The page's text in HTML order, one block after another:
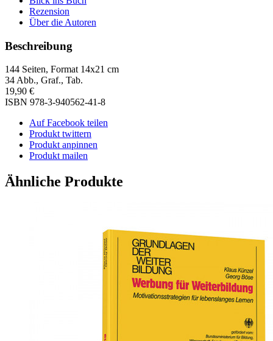
Rezension
Über die Autoren
Beschreibung
144 Seit­en, For­mat 14x21 cm
34 Abb., Graf., Tab.
19,90 €
ISBN 978-3-940562-41-8
Auf Facebook teilen
Produkt twittern
Produkt anpinnen
Produkt mailen
Ähnliche Produkte